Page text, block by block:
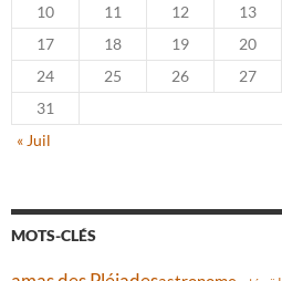
10
11 12 13
17
18 19 20
24
25 26 27
31
« Juil
MOTS-CLÉS